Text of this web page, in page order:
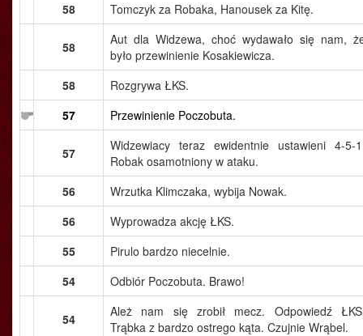
58
Tomczyk za Robaka, Hanousek za Kitę.
58
Aut dla Widzewa, choć wydawało się nam,
było przewinienie Kosakiewicza.
58
Rozgrywa ŁKS.
57
Przewinienie Poczobuta.
57
Widzewiacy teraz ewidentnie ustawieni 4-5-
Robak osamotniony w ataku.
56
Wrzutka Klimczaka, wybija Nowak.
56
Wyprowadza akcję ŁKS.
55
Pirulo bardzo niecelnie.
54
Odbiór Poczobuta. Brawo!
54
Ależ nam się zrobił mecz. Odpowiedź
Trąbka z bardzo ostrego kąta. Czujnie Wrąbel.